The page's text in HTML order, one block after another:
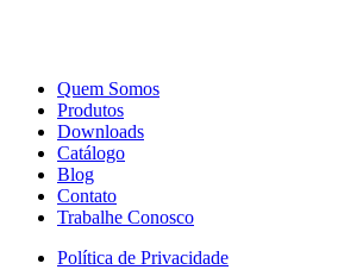
Quem Somos
Produtos
Downloads
Catálogo
Blog
Contato
Trabalhe Conosco
Política de Privacidade